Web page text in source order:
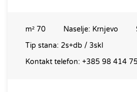
m² 70 Naselje: Krnjevo
Tip stana: 2s+db / 3skl
Kontakt telefon: +385 98 414